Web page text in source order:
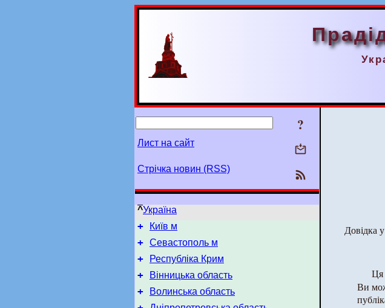
?
Лист на сайт
Стрічка новин (RSS)
^Україна
+ Київ м
+ Севастополь м
+ Республіка Крим
+ Вінницька область
+ Волинська область
Довідка у
Ця
Ви